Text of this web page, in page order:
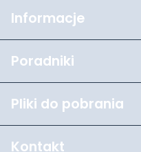
Informacje
Poradniki
Pliki do pobrania
Kontakt